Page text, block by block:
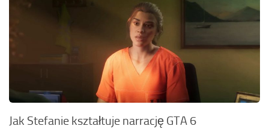
Jak Stefanie kształtuje narrację GTA 6